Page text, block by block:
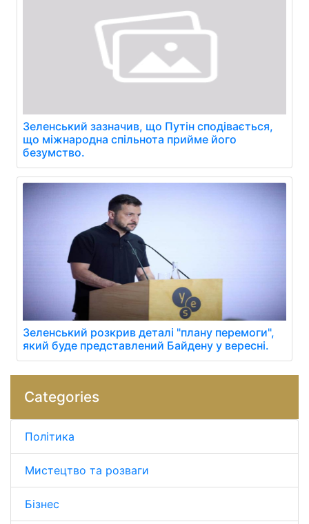
Зеленський зазначив, що Путін сподівається,
що міжнародна спільнота прийме його
безумство.
Зеленський розкрив деталі "плану перемоги",
який буде представлений Байдену у вересні.
Categories
Політика
Мистецтво та розваги
Бізнес